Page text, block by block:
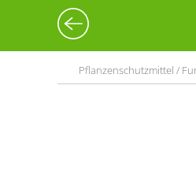
Pflanzenschutzmittel /